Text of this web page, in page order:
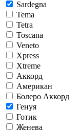
Sardegna
Tema
Tetra
Toscana
Veneto
Xpress
Xtreme
Аккорд
Американ
Болеро Аккорд
Генуя
Готик
Женева